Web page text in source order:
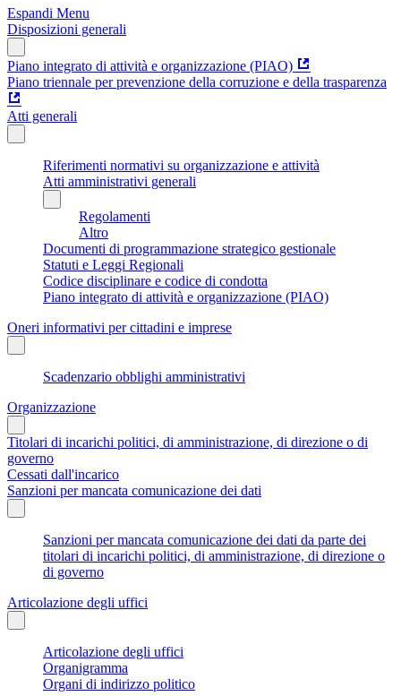
Espandi Menu
Disposizioni generali
Piano integrato di attività e organizzazione (PIAO)
Piano triennale per prevenzione della corruzione e della trasparenza
Atti generali
Riferimenti normativi su organizzazione e attività
Atti amministrativi generali
Regolamenti
Altro
Documenti di programmazione strategico gestionale
Statuti e Leggi Regionali
Codice disciplinare e codice di condotta
Piano integrato di attività e organizzazione (PIAO)
Oneri informativi per cittadini e imprese
Scadenzario obblighi amministrativi
Organizzazione
Titolari di incarichi politici, di amministrazione, di direzione o di
governo
Cessati dall'incarico
Sanzioni per mancata comunicazione dei dati
Sanzioni per mancata comunicazione dei dati da parte dei
titolari di incarichi politici, di amministrazione, di direzione o
di governo
Articolazione degli uffici
Articolazione degli uffici
Organigramma
Organi di indirizzo politico